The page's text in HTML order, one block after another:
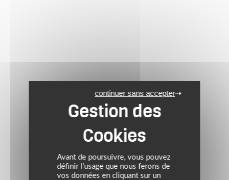
Avant de poursuivre, vous pouvez
définir l’usage que nous ferons de
vos données en cliquant sur un
continuer sans accepter